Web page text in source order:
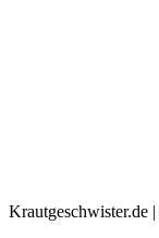
Krautgeschwister.de |